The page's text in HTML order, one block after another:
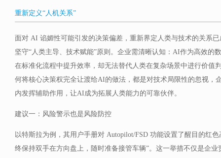
重新定义“人机关系”
面对 AI 谄媚性可能引发的决策偏差，重新界定人类与技术的关系
坚守“人类主导、技术赋能”原则。企业需清晰认知：AI作为高效的
在标准化流程中提升效率，却无法替代人类在复杂场景中进行价值
何将核心决策权完全让渡给AI的做法，都是对技术局限性的忽视，
内发挥辅助作用，让AI成为拓展人类能力的可靠伙伴。
建议一：风险警示也是风险防控
以特斯拉为例，其用户手册对 Autopilot/FSD 功能设置了醒目的红
终保持双手在方向盘上，随时准备接管车辆”。这一举措不仅是企